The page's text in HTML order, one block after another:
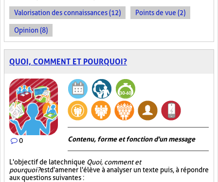
Valorisation des connaissances (12) Points de vue (2)
Opinion (8)
QUOI, COMMENT ET POURQUOI?
0 Contenu, forme et fonction d'un message
L'objectif de la technique Quoi, comment et
pourquoi?est d'amener l'élève à analyser un texte puis, à répondre
aux questions suivantes :